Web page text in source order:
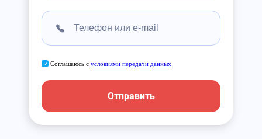
Соглашаюсь с условиями передачи данных
Отправить